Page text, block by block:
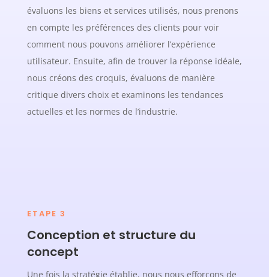
évaluons les biens et services utilisés, nous prenons
en compte les préférences des clients pour voir
comment nous pouvons améliorer l’expérience
utilisateur. Ensuite, afin de trouver la réponse idéale,
nous créons des croquis, évaluons de manière
critique divers choix et examinons les tendances
actuelles et les normes de l’industrie.
ETAPE 3
Conception et structure du
concept
Une fois la stratégie établie, nous nous efforçons de